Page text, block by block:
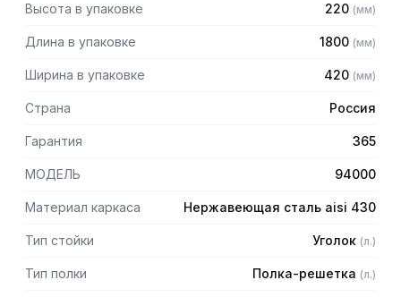
Высота в упаковке 220 (мм)
Длина в упаковке 1800 (мм)
Ширина в упаковке 420 (мм)
Страна Россия
Гарантия 365
МОДЕЛЬ 94000
Материал каркаса Нержавеющая сталь aisi 430
Тип стойки Уголок (л.)
Тип полки Полка-решетка (л.)